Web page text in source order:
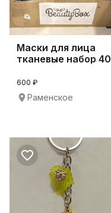
Маски для лица
тканевые набор 40
600 ₽
Раменское